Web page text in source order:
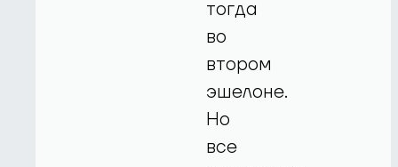
тогда
во
втором
эшелоне.
Но
все